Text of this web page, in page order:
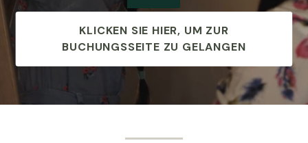
KLICKEN SIE HIER, UM ZUR
BUCHUNGSSEITE ZU GELANGEN